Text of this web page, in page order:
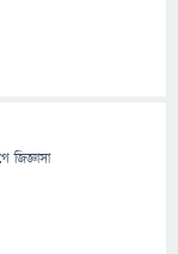
জিজ্ঞাসা